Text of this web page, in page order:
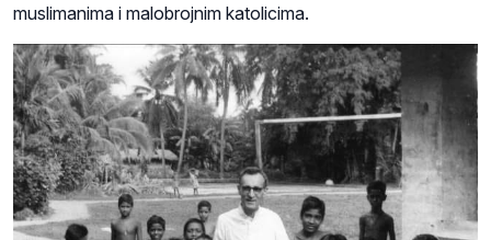
muslimanima i malobrojnim katolicima.